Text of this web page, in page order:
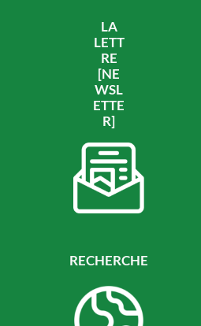
LA
LETT
RE
[NE
WSL
ETTE
R]
RECHERCHE